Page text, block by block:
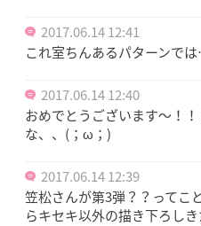
2017.06.14 12:41
これ室ちんあるパターンで
2017.06.14 12:40
おめでとうございます～！
な、、(；ω；)
2017.06.14 12:39
笠松さんが第3弾？？ってこ
らキセキ以外の描き下ろし